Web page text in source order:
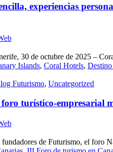
experiencias
30 de octubre de 2025 –
Islands, Coral Hotels,
Futurismo, Uncategorized
turístico-empresarial
de Futurismo, el foro